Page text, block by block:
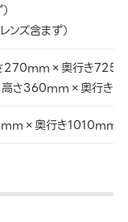
ズ含まず）
270mm×奥行き
高さ360mm×奥行き
奥行き1010mm